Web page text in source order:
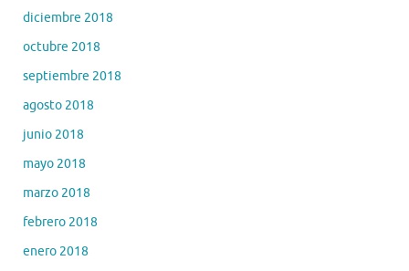
diciembre 2018
octubre 2018
septiembre 2018
agosto 2018
junio 2018
mayo 2018
marzo 2018
febrero 2018
enero 2018